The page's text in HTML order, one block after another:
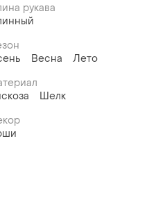
рукава
Весна
Лето
Шелк